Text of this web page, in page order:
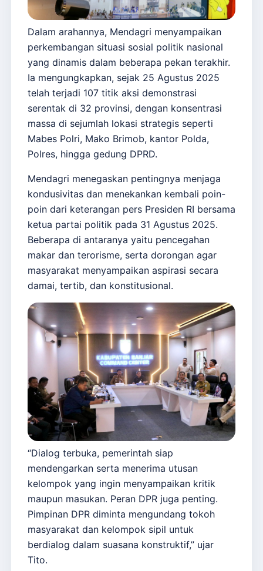
Dalam arahannya, Mendagri menyampaikan
perkembangan situasi sosial politik nasional
yang dinamis dalam beberapa pekan terakhir.
Ia mengungkapkan, sejak 25 Agustus 2025
telah terjadi 107 titik aksi demonstrasi
serentak di 32 provinsi, dengan konsentrasi
massa di sejumlah lokasi strategis seperti
Mabes Polri, Mako Brimob, kantor Polda,
Polres, hingga gedung DPRD.
Mendagri menegaskan pentingnya menjaga
kondusivitas dan menekankan kembali poin-
poin dari keterangan pers Presiden RI bersama
ketua partai politik pada 31 Agustus 2025.
Beberapa di antaranya yaitu pencegahan
makar dan terorisme, serta dorongan agar
masyarakat menyampaikan aspirasi secara
damai, tertib, dan konstitusional.
“Dialog terbuka, pemerintah siap
mendengarkan serta menerima utusan
kelompok yang ingin menyampaikan kritik
maupun masukan. Peran DPR juga penting.
Pimpinan DPR diminta mengundang tokoh
masyarakat dan kelompok sipil untuk
berdialog dalam suasana konstruktif,” ujar
Tito.